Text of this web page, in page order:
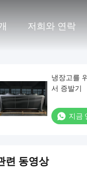
저희와 연락
냉장고를
서 증발기
지금
련 동영상